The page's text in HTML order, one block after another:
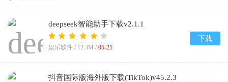
deepseek智能助手下载v2.1.1
娱乐软件 / 12.3M / 05-21
下载
抖音国际版海外版下载(TikTok)v45.2.3